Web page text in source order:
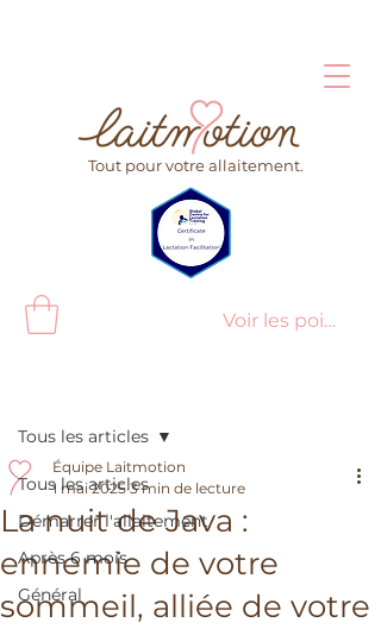
Voir les points
Tout pour votre allaitement.
Tous les articles
Démarrer l'allaitement
Après 6 mois
Général
Tous les articles
La nuit de Java :
ennemie de votre
sommeil, alliée de votre
Équipe Laitmotion
1 mai 2025 3 min de lecture